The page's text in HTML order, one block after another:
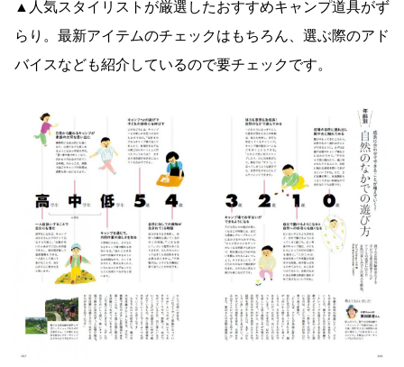
▲人気スタイリストが厳選したおすすめキャンプ道具がず
らり。最新アイテムのチェックはもちろん、選ぶ際のアド
バイスなども紹介しているので要チェックです。